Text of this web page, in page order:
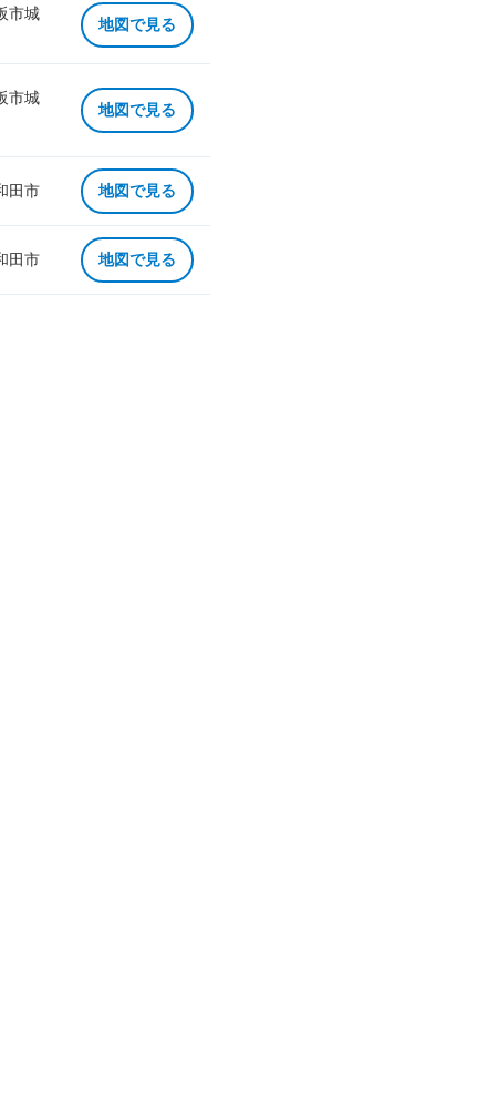
市城
地図で見る
市城
地図で見る
田市 地図で見る
田市 地図で見る